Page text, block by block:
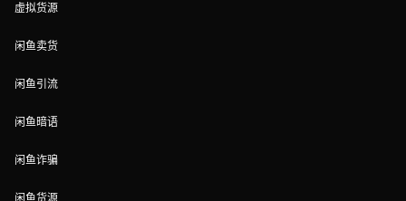
虚拟货源
闲鱼卖货
闲鱼引流
闲鱼暗语
闲鱼诈骗
闲鱼货源